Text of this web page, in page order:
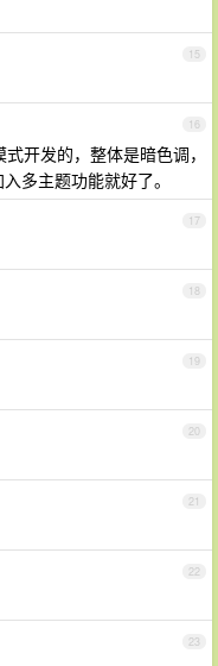
15
16
开发的，整体是暗色调，
多主题功能就好了。
17
18
19
20
21
22
23